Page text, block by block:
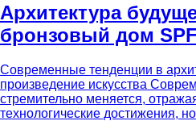
Архитектура
бронзовый дом
Современные тенденции в
произведение искусства
стремительно меняется,
технологические достижения, но